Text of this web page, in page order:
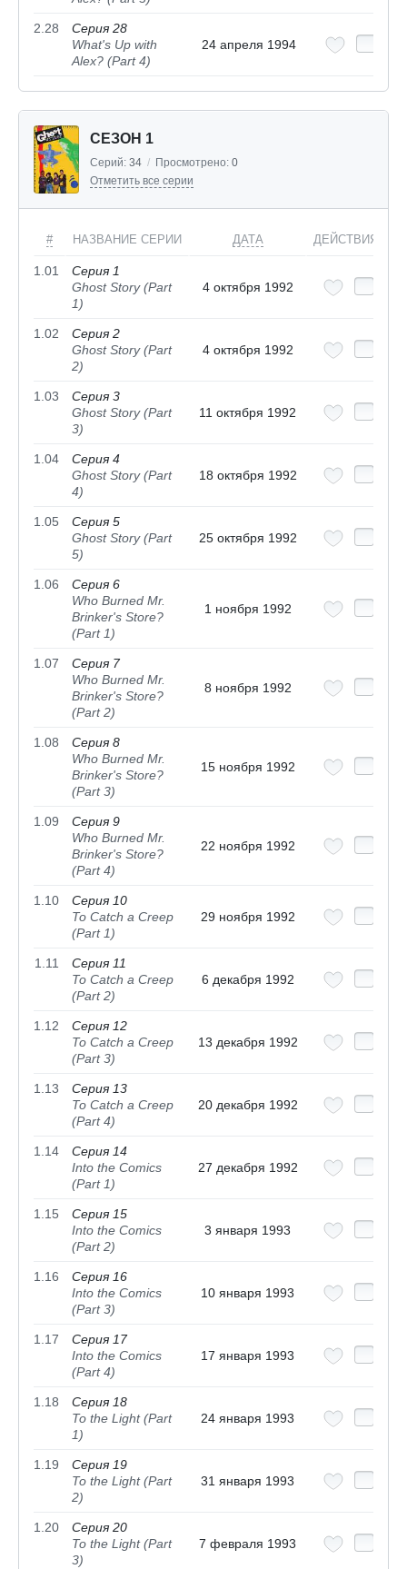
2.28
Серия 28
What's Up with
Alex? (Part 4)
24 апреля 1994
СЕЗОН 1
Серий: 34 / Просмотрено: 0
Отметить все серии
# НАЗВАНИЕ СЕРИИ ДАТА ДЕЙСТВИЯ
1.01
Серия 1
Ghost Story (Part
1)
4 октября 1992
1.02
Серия 2
Ghost Story (Part
2)
4 октября 1992
1.03
Серия 3
Ghost Story (Part
3)
11 октября 1992
1.04
Серия 4
Ghost Story (Part
4)
18 октября 1992
1.05
Серия 5
Ghost Story (Part
5)
25 октября 1992
1.06
Серия 6
Who Burned Mr.
Brinker's Store?
(Part 1)
1 ноября 1992
1.07
Серия 7
Who Burned Mr.
Brinker's Store?
(Part 2)
8 ноября 1992
1.08
Серия 8
Who Burned Mr.
Brinker's Store?
(Part 3)
15 ноября 1992
1.09
Серия 9
Who Burned Mr.
Brinker's Store?
(Part 4)
22 ноября 1992
1.10
Серия 10
To Catch a Creep
(Part 1)
29 ноября 1992
1.11
Серия 11
To Catch a Creep
(Part 2)
6 декабря 1992
1.12
Серия 12
To Catch a Creep
(Part 3)
13 декабря 1992
1.13
Серия 13
To Catch a Creep
(Part 4)
20 декабря 1992
1.14
Серия 14
Into the Comics
(Part 1)
27 декабря 1992
1.15
Серия 15
Into the Comics
(Part 2)
3 января 1993
1.16
Серия 16
Into the Comics
(Part 3)
10 января 1993
1.17
Серия 17
Into the Comics
(Part 4)
17 января 1993
1.18
Серия 18
To the Light (Part
1)
24 января 1993
1.19
Серия 19
To the Light (Part
2)
31 января 1993
1.20
Серия 20
To the Light (Part
3)
7 февраля 1993